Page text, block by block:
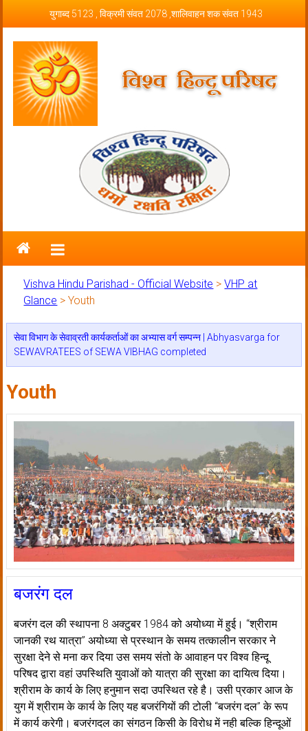
युगाब्द 5123 , विक्रमी संवत 2078 ,शालिवाहन शक संवत 1943
Vishva Hindu Parishad – Official
Website
Vishva Hindu Parishad - Official Website >VHP at
Glance >Youth
सेवा विभाग के सेवाव्रती कार्यकर्ताओं का अभ्यास वर्ग सम्पन्न | Abhyasvarga for
SEWAVRATEES of SEWA VIBHAG completed
Youth
बजरंग दल
बजरंग दल की स्थापना 8 अक्टुबर 1984 को अयोध्या में हुई। ‘‘श्रीराम
जानकी रथ यात्रा’’ अयोध्या से प्रस्थान के समय तत्कालीन सरकार ने
सुरक्षा देने से मना कर दिया उस समय संतो के आवाहन पर विश्व हिन्दू
परिषद द्वारा वहां उपस्थिति युवाओं को यात्रा की सुरक्षा का दायित्व दिया।
श्रीराम के कार्य के लिए हनुमान सदा उपस्थित रहे है। उसी प्रकार आज के
युग में श्रीराम के कार्य के लिए यह बजरंगियों की टोली ‘‘बजरंग दल’’ के रूप
में कार्य करेगी। बजरंगदल का संगठन किसी के विरोध में नही बल्कि हिन्दूओं